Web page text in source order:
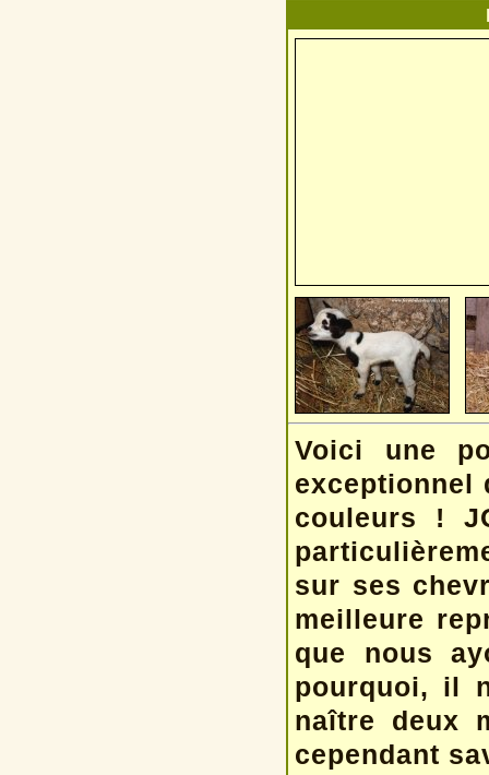
Voici une
exceptionnel
couleurs !
sur ses
meilleure
que nous
pourquoi, il
naître deux
cependant